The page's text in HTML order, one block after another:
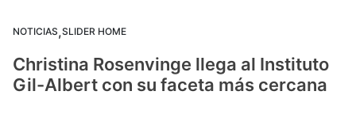
NOTICIAS,SLIDER HOME
Christina Rosenvinge llega al Instituto
Gil-Albert con su faceta más cercana